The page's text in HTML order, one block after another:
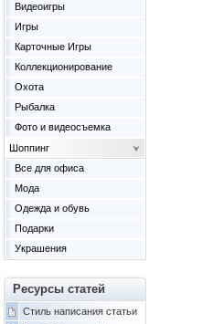
Видеоигры
Игры
Карточные Игры
Коллекционирование
Охота
Рыбалка
Фото и видеосъемка
Шоппинг
Все для офиса
Мода
Одежда и обувь
Подарки
Украшения
Ресурсы статей
Стиль написания статьи